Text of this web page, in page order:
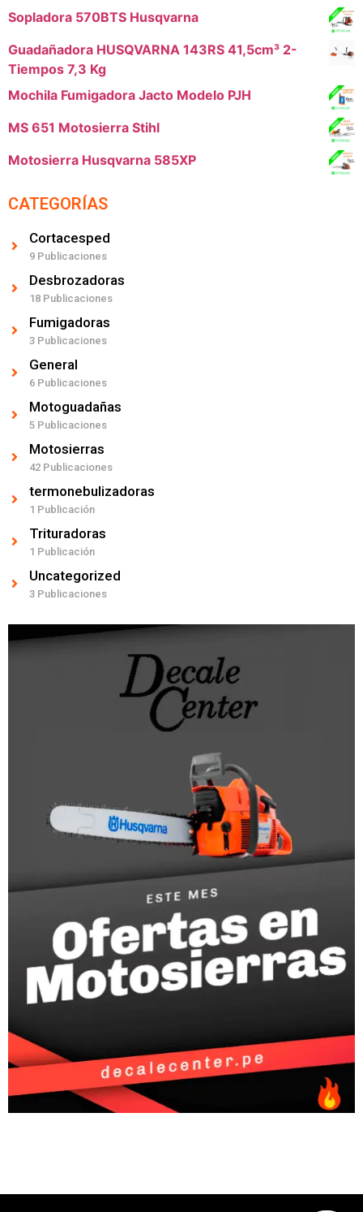
Sopladora 570BTS Husqvarna
Guadañadora HUSQVARNA 143RS 41,5cm³ 2-
Tiempos 7,3 Kg
Mochila Fumigadora Jacto Modelo PJH
MS 651 Motosierra Stihl
Motosierra Husqvarna 585XP
CATEGORÍAS
Cortacesped
9 Publicaciones
Desbrozadoras
18 Publicaciones
Fumigadoras
3 Publicaciones
General
6 Publicaciones
Motoguadañas
5 Publicaciones
Motosierras
42 Publicaciones
termonebulizadoras
1 Publicación
Trituradoras
1 Publicación
Uncategorized
3 Publicaciones